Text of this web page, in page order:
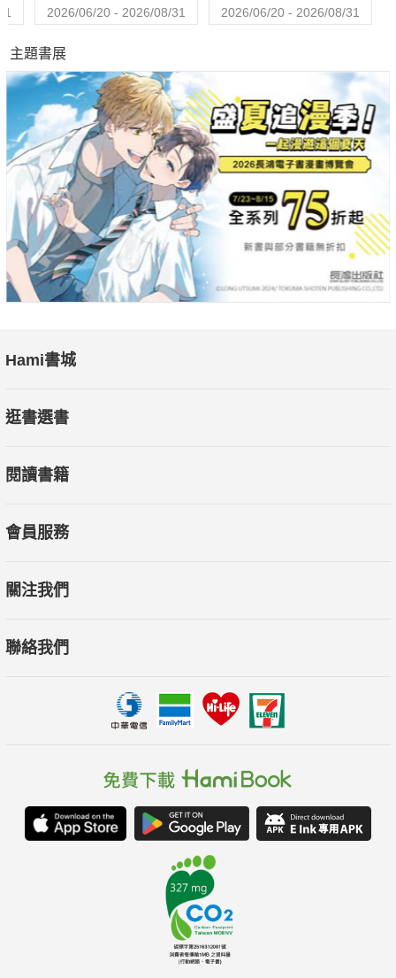
的禮儀進退，所謂好酒不可糟蹋、佳人不可唐突，我們找了幾位
不同領域的女性朋友，包括公眾人物及素人，希望透過她們的對
談，讓男人們瞭解若想表現魅力、贏得青睞，究竟該怎麼做。由
女人直接畫重點給我們，應該勝讀好幾十年書吧？
2015春夏趨勢精華版
明年春夏有一些關鍵字，包含丹寧、寬版、運動風、條紋與印
花，只要記起來，下次逛街時眼光就會像老鷹一般銳利，掃描到
關鍵字的商品就以俯衝的姿態叼走，免得被別人搶先一步，但是
要記得付錢。
穿著牛仔褲走紅毯？
品，到底是什麼樣的魅力，讓藍色牛仔褲可以瘋迷世界超過一百
毯。我們先不討論不理性的人類行為，來看看到底這些牛仔褲的
2026/06/20 - 2026/08/31 2026/06/20 - 2026/08/31
主題書展
Hami書城
逛書選書
閱讀書籍
會員服務
關注我們
聯絡我們